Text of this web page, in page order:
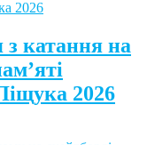
з катання на
2026